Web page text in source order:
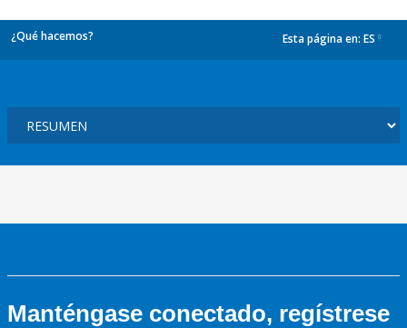
¿Qué hacemos? Esta página en: ES
Manténgase conectado, regístrese